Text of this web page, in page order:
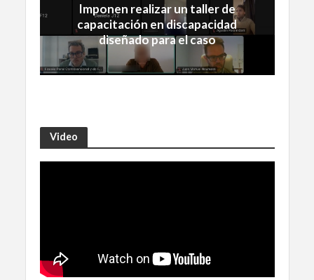
Imponen realizar un taller de
capacitación en discapacidad
diseñado para el caso
Video